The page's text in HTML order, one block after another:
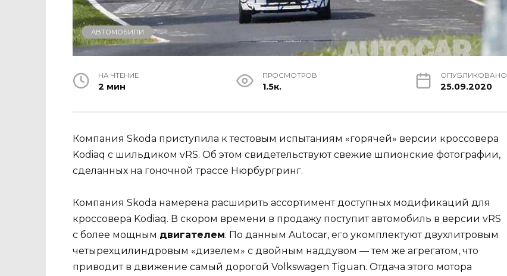
АВТОМОБИЛИ
НА ЧТЕНИЕ
2 мин
ПРОСМОТРОВ
1.5к.
ОПУБЛИКОВАНО
25.09.2020
Компания Skoda приступила к тестовым испытаниям «горячей» версии кроссовера
Kodiaq с шильдиком vRS. Об этом свидетельствуют свежие шпионские фотографии,
сделанных на гоночной трассе Нюрбургринг.
Компания Skoda намерена расширить ассортимент доступных модификаций для
кроссовера Kodiaq. В скором времени в продажу поступит автомобиль в версии vRS
с более мощным двигателем. По данным Autocar, его укомплектуют двухлитровым
четырехцилиндровым «дизелем» с двойным наддувом — тем же агрегатом, что
приводит в движение самый дорогой Volkswagen Tiguan. Отдача этого мотора